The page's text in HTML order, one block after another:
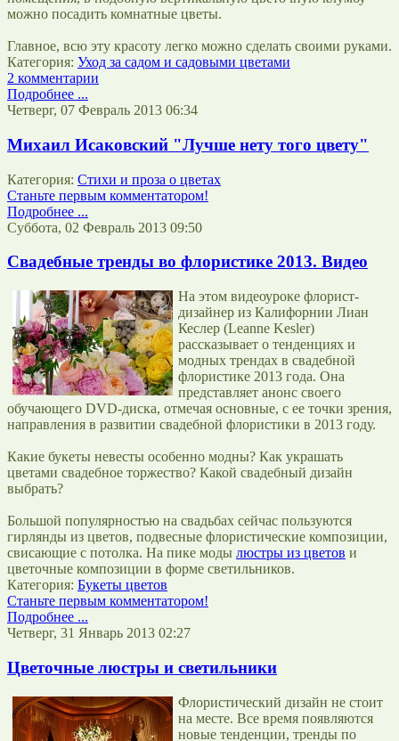
можно посадить комнатные цветы.
Главное, всю эту красоту легко можно сделать своими руками.
Категория: Уход за садом и садовыми цветами
2 комментарии
Подробнее ...
Четверг, 07 Февраль 2013 06:34
Михаил Исаковский "Лучше нету того цвету"
Категория: Стихи и проза о цветах
Станьте первым комментатором!
Подробнее ...
Суббота, 02 Февраль 2013 09:50
Свадебные тренды во флористике 2013. Видео
На этом видеоуроке флорист-
дизайнер из Калифорнии Лиан
Кеслер (Leanne Kesler)
рассказывает о тенденциях и
модных трендах в свадебной
флористике 2013 года. Она
представляет анонс своего
обучающего DVD-диска, отмечая основные, с ее точки зрения,
направления в развитии свадебной флористики в 2013 году.
Какие букеты невесты особенно модны? Как украшать
цветами свадебное торжество? Какой свадебный дизайн
выбрать?
Большой популярностью на свадьбах сейчас пользуются
гирлянды из цветов, подвесные флористические композиции,
свисающие с потолка. На пике моды люстры из цветов и
цветочные композиции в форме светильников.
Категория: Букеты цветов
Станьте первым комментатором!
Подробнее ...
Четверг, 31 Январь 2013 02:27
Цветочные люстры и светильники
Флористический дизайн не стоит
на месте. Все время появляются
новые тенденции, тренды по